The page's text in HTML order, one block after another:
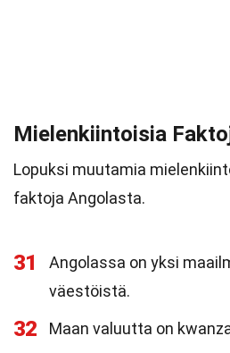
Mielenkiintoisia
Lopuksi muutamia
faktoja Angolasta.
31
Angolassa on yksi
väestöistä.
32 Maan valuutta on